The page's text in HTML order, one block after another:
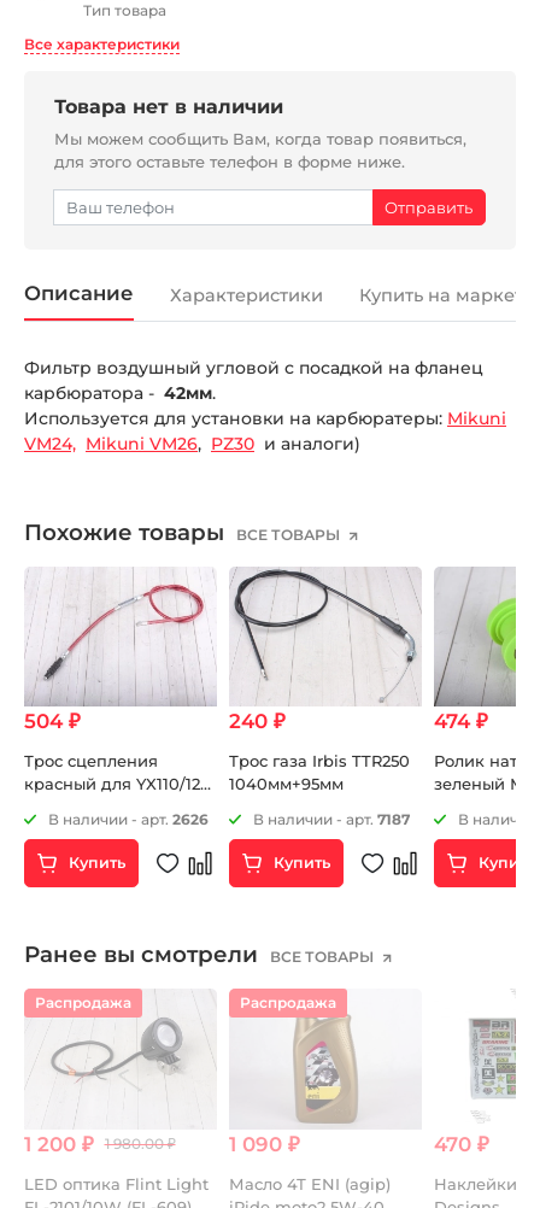
Тип товара
Все характеристики
Товара нет в наличии
Мы можем сообщить Вам, когда товар появиться,
для этого оставьте телефон в форме ниже.
Описание Характеристики Купить на
Фильтр воздушный угловой с посадкой на фланец
карбюратора - 42мм.
Используется для установки на карбюратеры: Mikuni
VM24, Mikuni VM26, PZ30 и аналоги)
Похожие товары ВСЕ ТОВАРЫ
504 ₽
Трос сцепления
красный для YX110/125
В наличии - арт. 2626
Купить
240 ₽
Трос газа Irbis TTR250
1040мм+95мм
В наличии - арт. 7187
Купить
474 ₽
Ролик
зеленый
В наличии
Купить
Ранее вы смотрели ВСЕ ТОВАРЫ
Распродажа
1 200 ₽ 1 980.00 ₽
LED оптика Flint Light
Распродажа
1 090 ₽
Масло 4Т ENI (agip)
470 ₽
Наклейки